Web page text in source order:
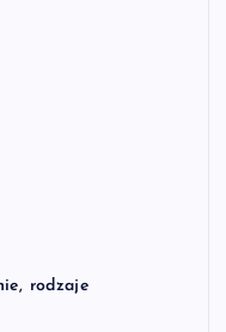
rodzaje